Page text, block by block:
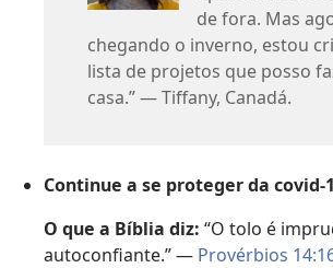
de fora. Mas
chegando o inverno, estou
lista de projetos que posso
casa.” — Tiffany, Canadá.
Continue a se proteger da covid-
O que a Bíblia diz: “O tolo é
autoconfiante.” — Provérbios